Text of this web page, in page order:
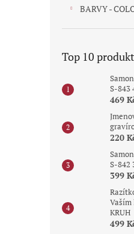
BARVY -
Top 10
S-843
469
220
S-842
399
KRUH
499